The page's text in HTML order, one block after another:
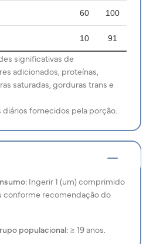
60 100
10 91
significativas de
adicionados, proteínas,
saturadas, gorduras trans e
fornecidos pela porção.
Ingerir 1 (um) comprimido
conforme recomendação do
populacional:≥ 19 anos.